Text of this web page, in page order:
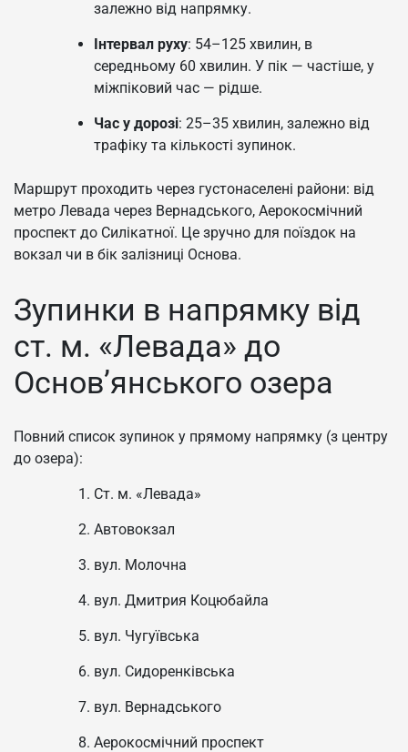
залежно від напрямку.
Інтервал руху: 54–125 хвилин, в
середньому 60 хвилин. У пік — частіше, у
міжпіковий час — рідше.
Час у дорозі: 25–35 хвилин, залежно від
трафіку та кількості зупинок.
Маршрут проходить через густонаселені райони: від
метро Левада через Вернадського, Аерокосмічний
проспект до Силікатної. Це зручно для поїздок на
вокзал чи в бік залізниці Основа.
Зупинки в напрямку від
ст. м. «Левада» до
Основ’янського озера
Повний список зупинок у прямому напрямку (з центру
до озера):
Ст. м. «Левада»
Автовокзал
вул. Молочна
вул. Дмитрия Коцюбайла
вул. Чугуївська
вул. Сидоренківська
вул. Вернадського
Аерокосмічний проспект